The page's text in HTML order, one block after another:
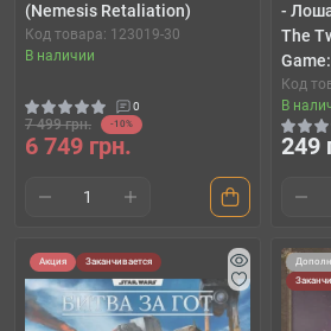
(Nemesis Retaliation)
Код товара: 123019-30
В наличии
0
7 499 грн. -10%
6 749 грн.
-
The
Код
В
249
Акция Заканчивается